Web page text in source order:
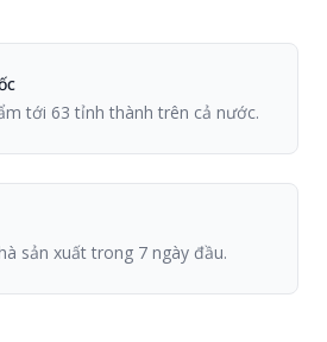
tới 63 tỉnh thành trên cả nước.
sản xuất trong 7 ngày đầu.